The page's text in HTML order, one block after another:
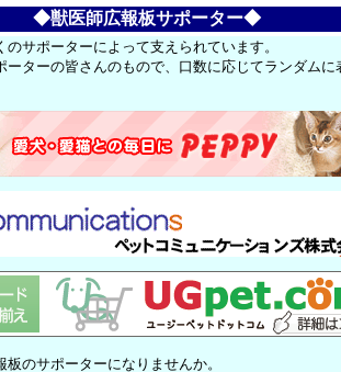
◆獣医師広報板サポーター◆
のサポーターによって支えられています。
ーターの皆さんのもので、口数に応じてランダムに
のサポーターになりませんか。